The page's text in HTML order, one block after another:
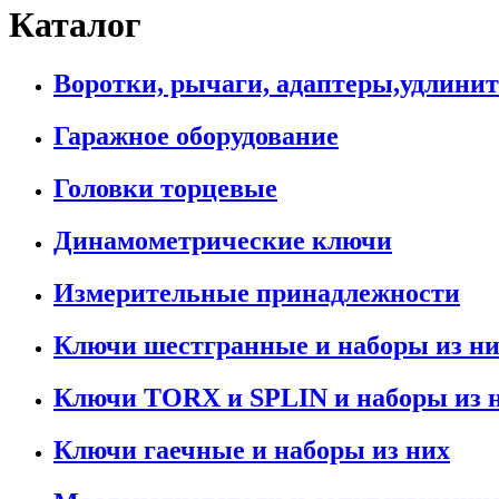
Каталог
Воротки, рычаги,
Гаражное оборудование
Головки торцевые
Динамометрические ключи
Измерительные принадлежности
Ключи шестгранные и наборы из
Ключи TORX и SPLIN и наборы из
Ключи гаечные и наборы из них